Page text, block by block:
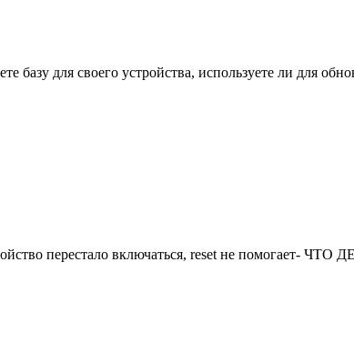
базу для своего устройства, используете ли для
перестало включаться, reset не помогает- ЧТО